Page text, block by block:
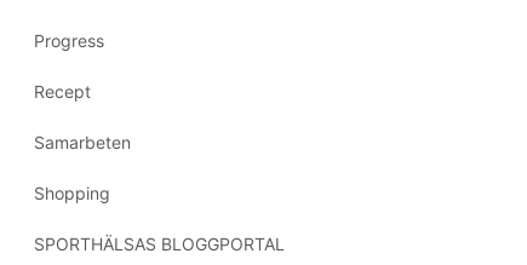
Progress
Recept
Samarbeten
Shopping
SPORTHÄLSAS BLOGGPORTAL